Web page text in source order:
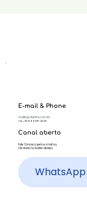
E-mail & Phone
mukto@citantra.com.br
Tel: +55 21 99375-4246
Canal aberto
Fale Conosco pelo e-mail ou
clicando no botão abaixo:
WhatsApp